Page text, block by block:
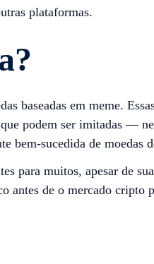
plataformas.
baseadas em meme.
podem ser imitadas —
bem-sucedida de moedas
para muitos, apesar de
antes de o mercado cripto